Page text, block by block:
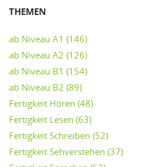
THEMEN
ab Niveau A1 (146)
ab Niveau A2 (126)
ab Niveau B1 (154)
ab Niveau B2 (89)
Fertigkeit Hören (48)
Fertigkeit Lesen (63)
Fertigkeit Schreiben (52)
Fertigkeit Sehverstehen (37)